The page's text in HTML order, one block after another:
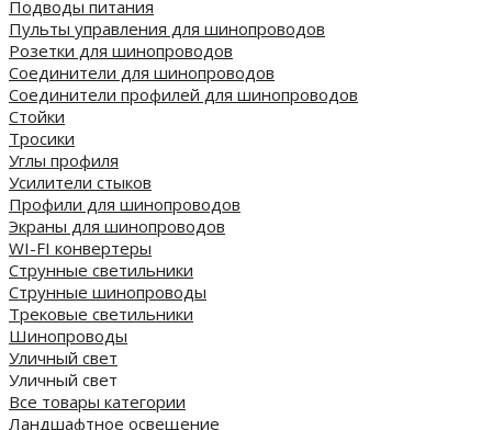
Подводы питания
Пульты управления для шинопроводов
Розетки для шинопроводов
Соединители для шинопроводов
Соединители профилей для шинопроводов
Стойки
Тросики
Углы профиля
Усилители стыков
Профили для шинопроводов
Экраны для шинопроводов
WI-FI конвертеры
Струнные светильники
Струнные шинопроводы
Трековые светильники
Шинопроводы
Уличный свет
Уличный свет
Все товары категории
Ландшафтное освещение